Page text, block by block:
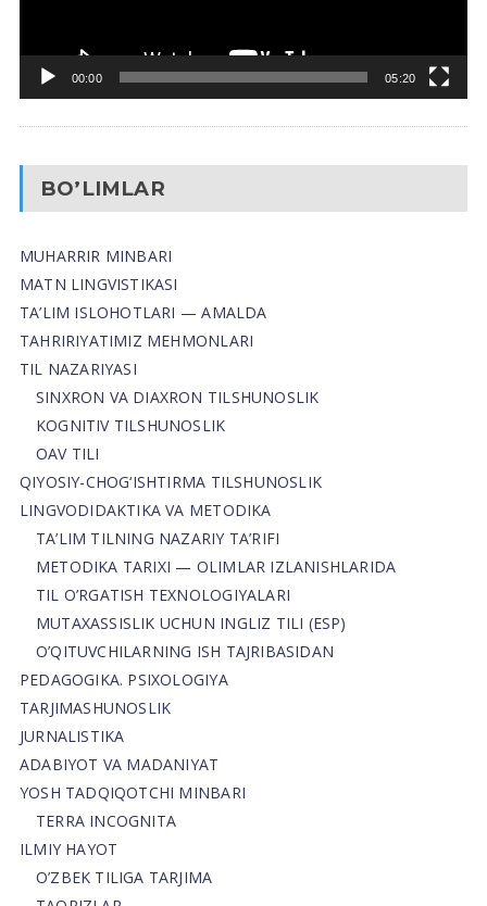
00:00 05:20
BO’LIMLAR
MUHARRIR MINBARI
MATN LINGVISTIKASI
TA’LIM ISLOHOTLARI — AMALDA
TAHRIRIYATIMIZ MEHMONLARI
TIL NAZARIYASI
SINXRON VA DIAXRON TILSHUNOSLIK
KOGNITIV TILSHUNOSLIK
OAV TILI
QIYOSIY-CHOG‘ISHTIRMA TILSHUNOSLIK
LINGVODIDAKTIKA VA METODIKA
TA’LIM TILNING NAZARIY TA’RIFI
METODIKA TARIXI — OLIMLAR IZLANISHLARIDA
TIL O’RGATISH TEXNOLOGIYALARI
MUTAXASSISLIK UCHUN INGLIZ TILI (ESP)
O’QITUVCHILARNING ISH TAJRIBASIDAN
PEDAGOGIKA. PSIXOLOGIYA
TARJIMASHUNOSLIK
JURNALISTIKA
ADABIYOT VA MADANIYAT
YOSH TADQIQOTCHI MINBARI
TERRA INCOGNITA
ILMIY HAYOT
O’ZBEK TILIGA TARJIMA